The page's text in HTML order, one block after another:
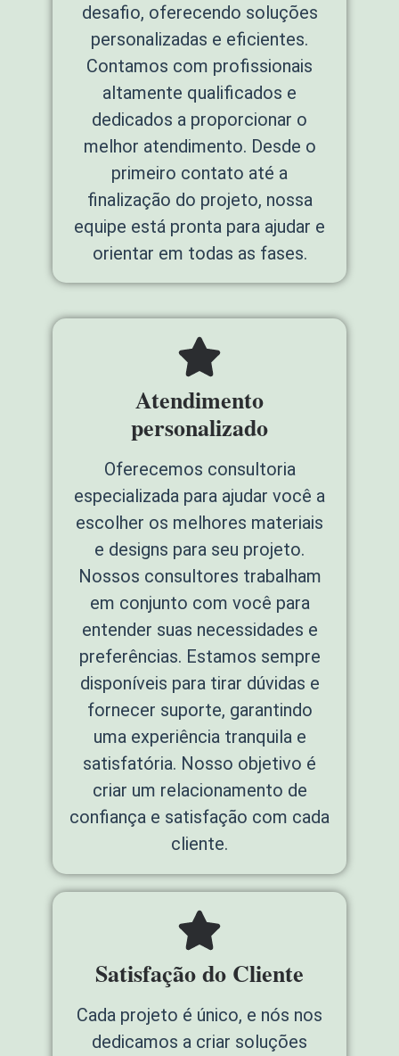
desafio, oferecendo soluções
personalizadas e eficientes.
Contamos com profissionais
altamente qualificados e
dedicados a proporcionar o
melhor atendimento. Desde o
primeiro contato até a
finalização do projeto, nossa
equipe está pronta para ajudar e
orientar em todas as fases.
Atendimento
personalizado
Oferecemos consultoria
especializada para ajudar você a
escolher os melhores materiais
e designs para seu projeto.
Nossos consultores trabalham
em conjunto com você para
entender suas necessidades e
preferências. Estamos sempre
disponíveis para tirar dúvidas e
fornecer suporte, garantindo
uma experiência tranquila e
satisfatória. Nosso objetivo é
criar um relacionamento de
confiança e satisfação com cada
cliente.
Satisfação do Cliente
Cada projeto é único, e nós nos
dedicamos a criar soluções